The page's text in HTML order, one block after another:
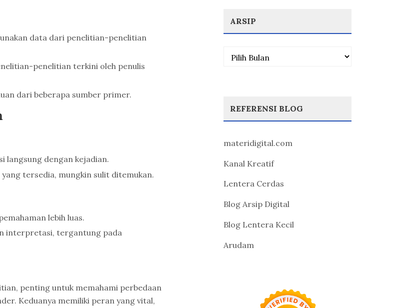
data dari penelitian-penelitian
penelitian terkini oleh penulis
dari beberapa sumber primer.
langsung dengan kejadian.
tersedia, mungkin sulit ditemukan.
lebih luas.
interpretasi, tergantung pada
penting untuk memahami perbedaan
Keduanya memiliki peran yang vital,
ARSIP
Arsip
REFERENSI BLOG
materidigital.com
Kanal Kreatif
Lentera Cerdas
Blog Arsip Digital
Blog Lentera Kecil
Arudam